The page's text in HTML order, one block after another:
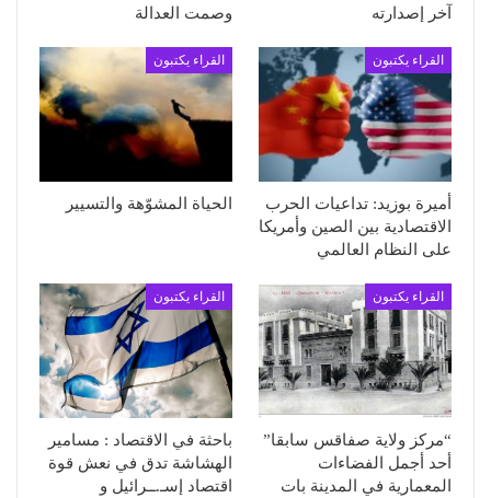
آخر إصدارته
وصمت العدالة
القراء يكتبون
أميرة بوزيد: تداعيات الحرب
الاقتصادية بين الصين وأمريكا
على النظام العالمي
القراء يكتبون
الحياة المشوّهة والتسيير
القراء يكتبون
“مركز ولاية صفاقس سابقا”
أحد أجمل الفضاءات
المعمارية في المدينة بات
القراء يكتبون
باحثة في الاقتصاد : مسامير
الهشاشة تدق في نعش قوة
اقتصاد إسـ.ــرائيل و